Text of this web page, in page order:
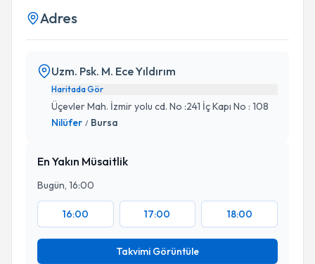
Adres
Uzm. Psk. M. Ece Yıldırım
Haritada Gör
Üçevler Mah. İzmir yolu cd. No :241 İç Kapı No : 108
Nilüfer / Bursa
En Yakın Müsaitlik
Bugün, 16:00
16:00 17:00 18:00
Takvimi Görüntüle